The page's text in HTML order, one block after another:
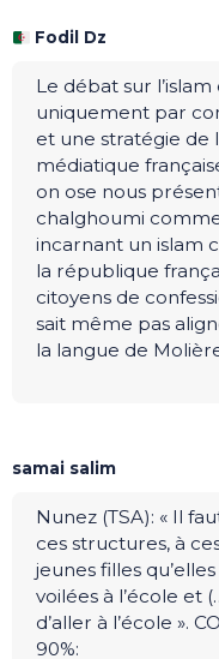
Fodil Dz
Le débat sur l’islam
uniquement par
et une stratégie de
médiatique
on ose nous
chalghoumi
incarnant un islam
la république
citoyens de
sait même pas
la langue de
samai salim
Nunez (TSA): « Il
ces structures, à
jeunes filles
voilées à l’école et
d’aller à l’école ».
90%: